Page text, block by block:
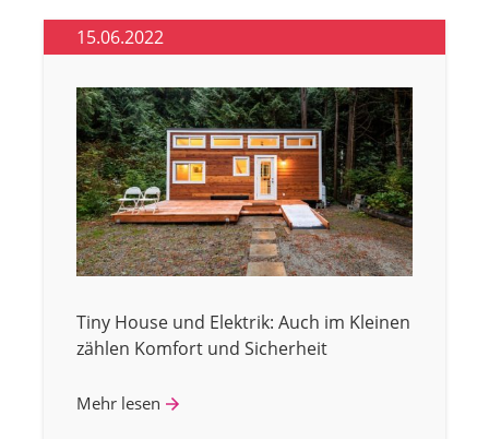
15.06.2022
Tiny House und Elektrik: Auch im Kleinen
zählen Komfort und Sicherheit
Mehr lesen